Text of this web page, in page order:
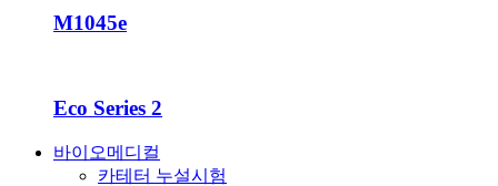
M1045e
Eco Series 2
바이오메디컬
카테터 누설시험